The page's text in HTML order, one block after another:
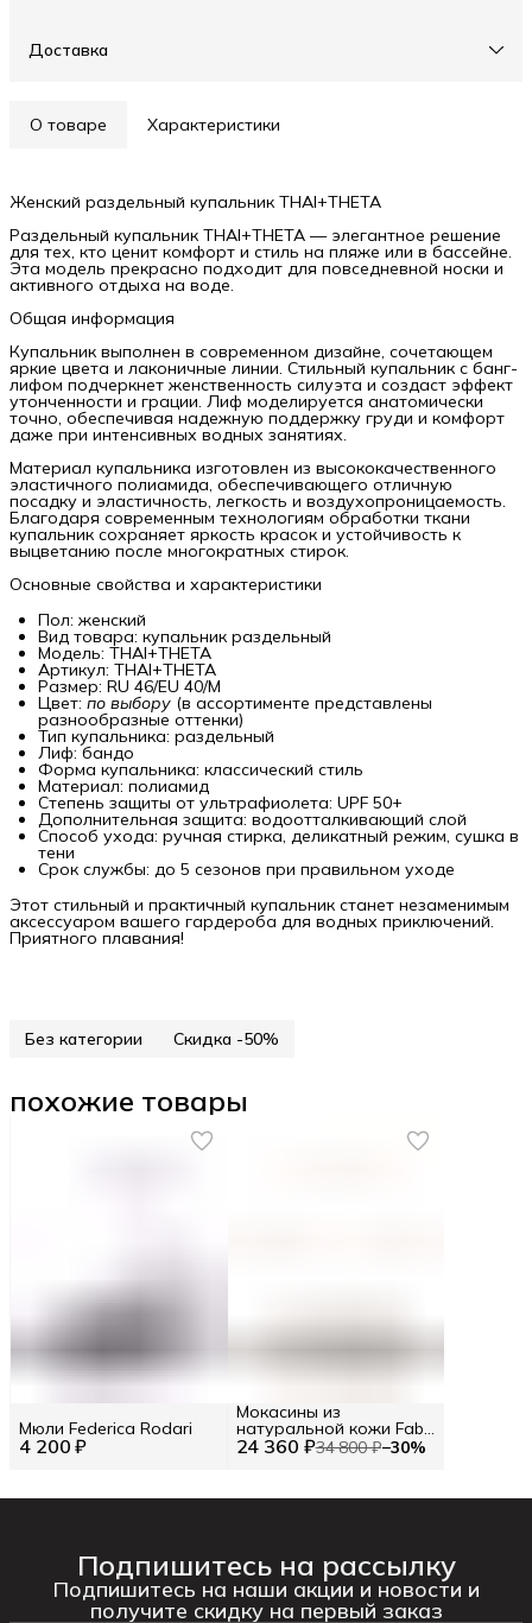
Доставка
О товаре Характеристики
Женский раздельный купальник THAI+THETA
Раздельный купальник THAI+THETA — элегантное решение
для тех, кто ценит комфорт и стиль на пляже или в бассейне.
Эта модель прекрасно подходит для повседневной носки и
активного отдыха на воде.
Общая информация
Купальник выполнен в современном дизайне, сочетающем
яркие цвета и лаконичные линии. Стильный купальник с банг-
лифом подчеркнет женственность силуэта и создаст эффект
утонченности и грации. Лиф моделируется анатомически
точно, обеспечивая надежную поддержку груди и комфорт
даже при интенсивных водных занятиях.
Материал купальника изготовлен из высококачественного
эластичного полиамида, обеспечивающего отличную
посадку и эластичность, легкость и воздухопроницаемость.
Благодаря современным технологиям обработки ткани
купальник сохраняет яркость красок и устойчивость к
выцветанию после многократных стирок.
Основные свойства и характеристики
Пол: женский
Вид товара: купальник раздельный
Модель: THAI+THETA
Артикул: THAI+THETA
Размер: RU 46/EU 40/M
Цвет: по выбору (в ассортименте представлены
разнообразные оттенки)
Тип купальника: раздельный
Лиф: бандо
Форма купальника: классический стиль
Материал: полиамид
Степень защиты от ультрафиолета: UPF 50+
Дополнительная защита: водоотталкивающий слой
Способ ухода: ручная стирка, деликатный режим, сушка в
тени
Срок службы: до 5 сезонов при правильном уходе
Этот стильный и практичный купальник станет незаменимым
аксессуаром вашего гардероба для водных приключений.
Приятного плавания!
Без категории Скидка -50%
похожие товары
4 200 ₽
Мюли Federica Rodari
24 360 ₽34 800 ₽−30%
Мокасины из
натуральной кожи Fabi
RU 42.5 / EU 43 / 43
Подпишитесь на рассылку
Подпишитесь на наши акции и новости и
получите скидку на первый заказ